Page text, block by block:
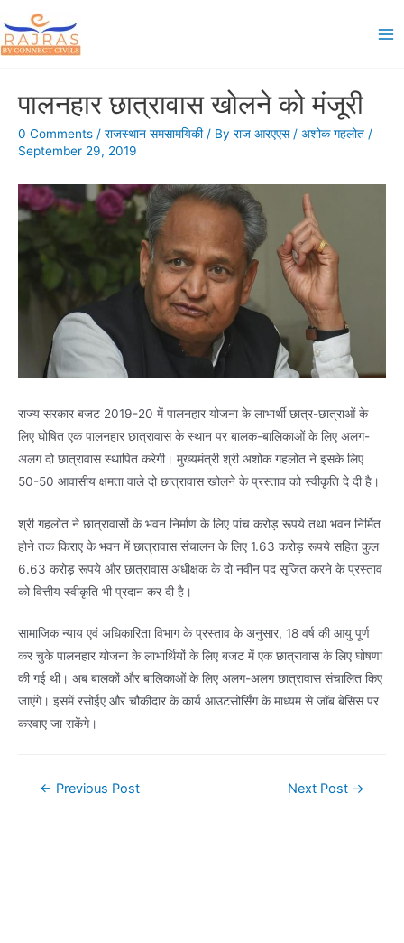
to
content
पालनहार छात्रावास खोलने को मंजूरी
0 Comments / राजस्थान समसामयिकी/ By राज आरएएस / अशोक गहलोत /
September 29, 2019
राज्य सरकार बजट 2019-20 में पालनहार योजना के लाभार्थी छात्र-छात्राओं के
लिए घोषित एक पालनहार छात्रावास के स्थान पर बालक-बालिकाओं के लिए अलग-
अलग दो छात्रावास स्थापित करेगी। मुख्यमंत्री श्री अशोक गहलोत ने इसके लिए
50-50 आवासीय क्षमता वाले दो छात्रावास खोलने के प्रस्ताव को स्वीकृति दे दी है।
श्री गहलोत ने छात्रावासों के भवन निर्माण के लिए पांच करोड़ रूपये तथा भवन निर्मित
होने तक किराए के भवन में छात्रावास संचालन के लिए 1.63 करोड़ रूपये सहित कुल
6.63 करोड़ रूपये और छात्रावास अधीक्षक के दो नवीन पद सृजित करने के प्रस्ताव
को वित्तीय स्वीकृति भी प्रदान कर दी है।
सामाजिक न्याय एवं अधिकारिता विभाग के प्रस्ताव के अनुसार, 18 वर्ष की आयु पूर्ण
कर चुके पालनहार योजना के लाभार्थियों के लिए बजट में एक छात्रावास के लिए घोषणा
की गई थी। अब बालकों और बालिकाओं के लिए अलग-अलग छात्रावास संचालित किए
जाएंगे। इसमें रसोईए और चौकीदार के कार्य आउटसोर्सिंग के माध्यम से जॉब बेसिस पर
करवाए जा सकेंगे।
Post← Previous Post Next Post →